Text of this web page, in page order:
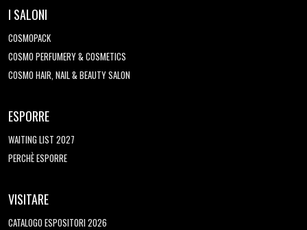
I SALONI
COSMOPACK
COSMO PERFUMERY & COSMETICS
COSMO HAIR, NAIL & BEAUTY SALON
ESPORRE
WAITING LIST 2027
PERCHÈ ESPORRE
VISITARE
CATALOGO ESPOSITORI 2026